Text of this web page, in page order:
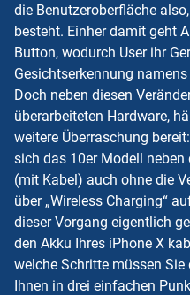
die Benutzeroberfläche
besteht. Einher damit geht
Button, wodurch User ihr
Gesichtserkennung namens
Doch neben diesen
überarbeiteten Hardware,
weitere Überraschung
sich das 10er Modell
(mit Kabel) auch ohne die
über „Wireless Charging“
dieser Vorgang eigentlich
den Akku Ihres iPhone X
welche Schritte müssen
Ihnen in drei einfachen